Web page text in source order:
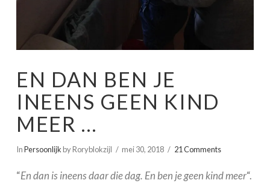
EN DAN BEN JE
INEENS GEEN KIND
MEER …
InPersoonlijk by Roryblokzijl mei 30, 2018 21 Comments
“En dan is ineens daar die dag. En ben je geen kind meer“.